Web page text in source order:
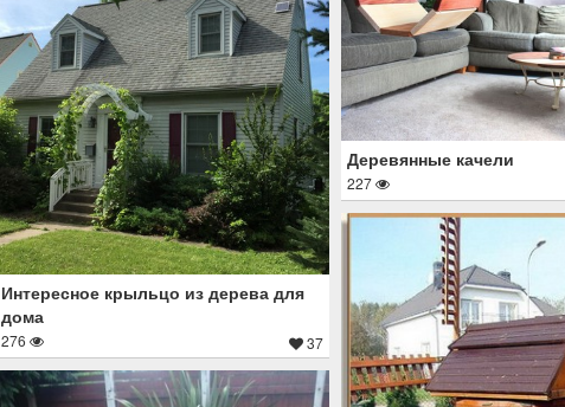
Деревянные качели
227
Интересное крыльцо из дерева для
дома
276 37